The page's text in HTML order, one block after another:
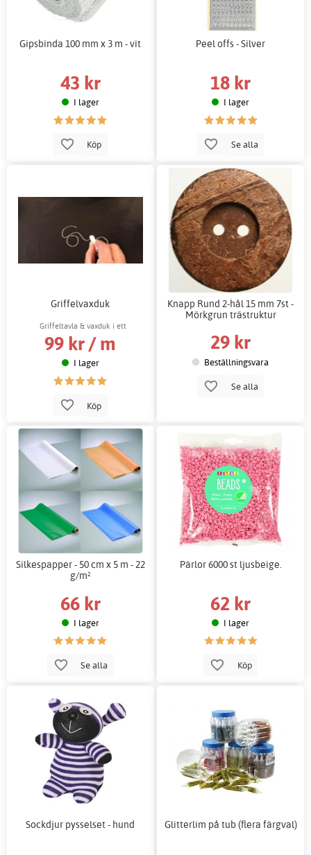
Gipsbinda 100 mm x 3 m - vit
43 kr
I lager
Köp
Peel offs - Silver
18 kr
I lager
Se alla
Griffelvaxduk
Griffeltavla & vaxduk i ett
99 kr / m
I lager
Köp
Knapp Rund 2-hål 15 mm 7st -
Mörkgrun trästruktur
29 kr
Beställningsvara
Se alla
Silkespapper - 50 cm x 5 m - 22
g/m²
66 kr
I lager
Se alla
Pärlor 6000 st ljusbeige.
62 kr
I lager
Köp
Sockdjur pysselset - hund Glitterlim på tub (flera färgval)